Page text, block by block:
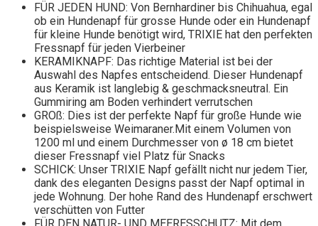
FÜR JEDEN HUND: Von Bernhardiner bis Chihuahua, egal
ob ein Hundenapf für grosse Hunde oder ein Hundenapf
für kleine Hunde benötigt wird, TRIXIE hat den perfekten
Fressnapf für jeden Vierbeiner
KERAMIKNAPF: Das richtige Material ist bei der
Auswahl des Napfes entscheidend. Dieser Hundenapf
aus Keramik ist langlebig & geschmacksneutral. Ein
Gummiring am Boden verhindert verrutschen
GROß: Dies ist der perfekte Napf für große Hunde wie
beispielsweise Weimaraner.Mit einem Volumen von
1200 ml und einem Durchmesser von ø 18 cm bietet
dieser Fressnapf viel Platz für Snacks
SCHICK: Unser TRIXIE Napf gefällt nicht nur jedem Tier,
dank des eleganten Designs passt der Napf optimal in
jede Wohnung. Der hohe Rand des Hundenapf erschwert
verschütten von Futter